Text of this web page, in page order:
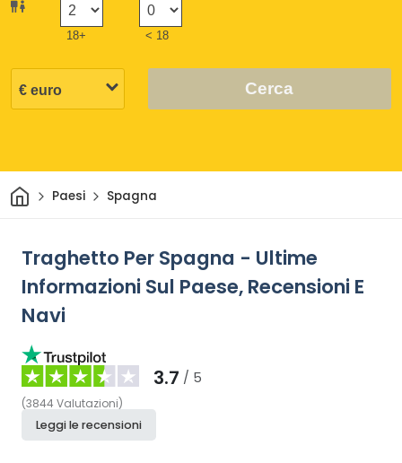
18+ < 18
Cerca
CasaPaesi Spagna
Traghetto Per Spagna - Ultime
Informazioni Sul Paese, Recensioni E
Navi
3.7 / 5
(3844 Valutazioni)
Leggi le recensioni